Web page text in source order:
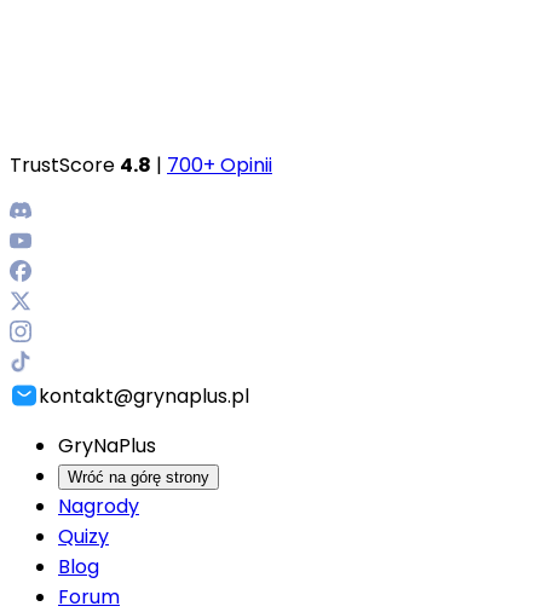
TrustScore 4.8 | 700+ Opinii
kontakt@grynaplus.pl
GryNaPlus
Wróć na górę strony
Nagrody
Quizy
Blog
Forum